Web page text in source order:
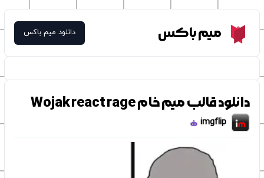
Meme Boxمیم باکس دانلود میم باکس
دانلود قالب میم خام Wojak react rage
imgflip